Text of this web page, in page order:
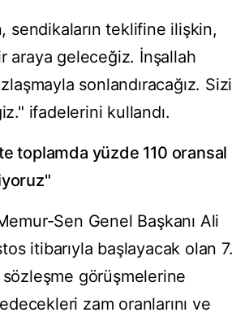
sendikaların teklifine ilişkin,
araya geleceğiz. İnşallah
sonlandıracağız. Sizi
ifadelerini kullandı.
toplamda yüzde 110 oransal
Sen Genel Başkanı Ali
itibarıyla başlayacak olan 7.
görüşmelerine
zam oranlarını ve